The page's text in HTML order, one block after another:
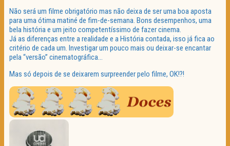
Não será um filme obrigatório mas não deixa de ser uma boa aposta
para uma ótima matiné de fim-de-semana. Bons desempenhos, uma
bela história e um jeito competentíssimo de fazer cinema.
Já as diferenças entre a realidade e a História contada, isso já fica ao
critério de cada um. Investigar um pouco mais ou deixar-se encantar
pela “versão” cinematográfica…
Mas só depois de se deixarem surpreender pelo filme, OK!?!